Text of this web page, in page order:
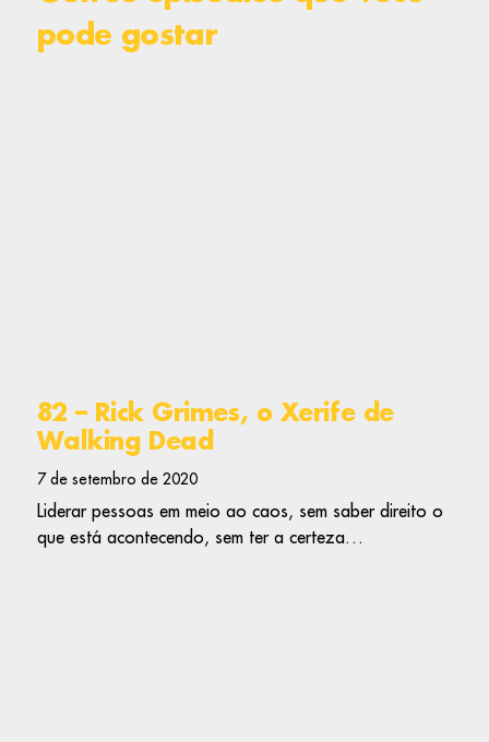
pode gostar
82 – Rick Grimes, o Xerife de
Walking Dead
7 de setembro de 2020
Liderar pessoas em meio ao caos, sem saber direito o
que está acontecendo, sem ter a certeza…